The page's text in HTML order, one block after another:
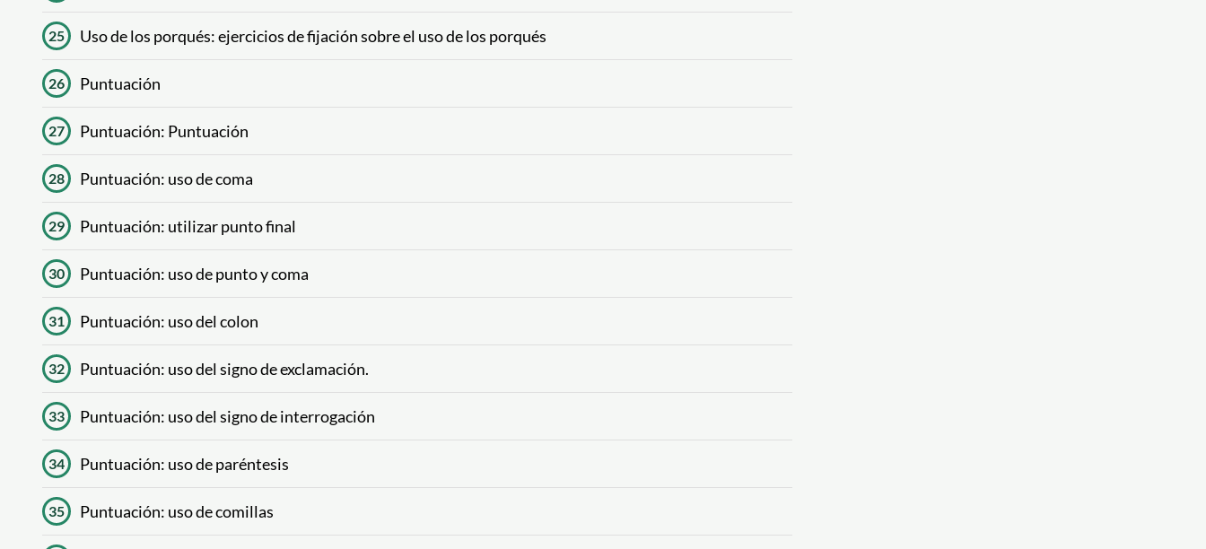
25 Uso de los porqués: ejercicios de fijación sobre el uso de los porqués
26 Puntuación
27 Puntuación: Puntuación
28 Puntuación: uso de coma
29 Puntuación: utilizar punto final
30 Puntuación: uso de punto y coma
31 Puntuación: uso del colon
32 Puntuación: uso del signo de exclamación.
33 Puntuación: uso del signo de interrogación
34 Puntuación: uso de paréntesis
35 Puntuación: uso de comillas